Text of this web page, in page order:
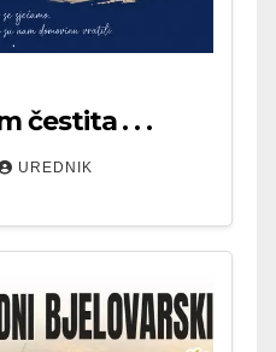
čestita . . .
UREDNIK